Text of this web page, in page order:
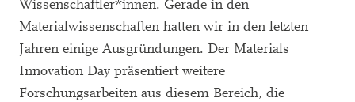
Wissenschaftler*innen. Gerade in den
Materialwissenschaften hatten wir in den letzten
Jahren einige Ausgründungen. Der Materials
Innovation Day präsentiert weitere
Forschungsarbeiten aus diesem Bereich, die